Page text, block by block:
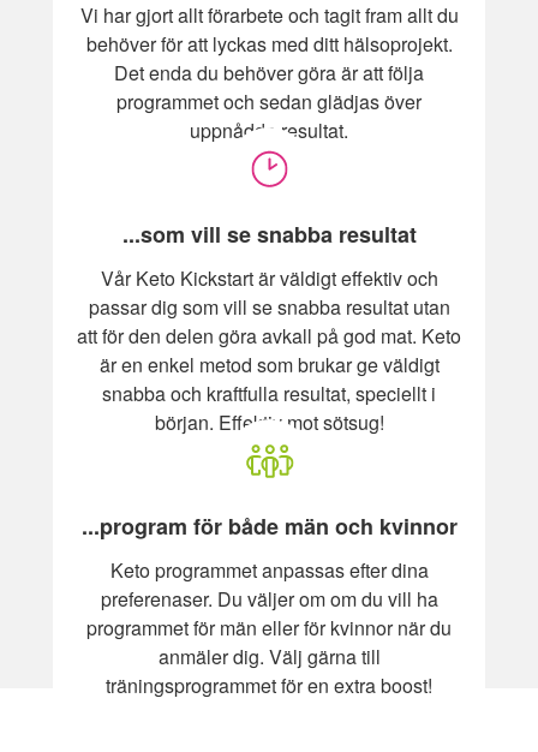
Vi har gjort allt förarbete och tagit fram allt du
behöver för att lyckas med ditt hälsoprojekt.
Det enda du behöver göra är att följa
programmet och sedan glädjas över
uppnådda resultat.
...som vill se snabba resultat
Vår Keto Kickstart är väldigt effektiv och
passar dig som vill se snabba resultat utan
att för den delen göra avkall på god mat. Keto
är en enkel metod som brukar ge väldigt
snabba och kraftfulla resultat, speciellt i
början. Effektiv mot sötsug!
...program för både män och kvinnor
Keto programmet anpassas efter dina
preferenaser. Du väljer om om du vill ha
programmet för män eller för kvinnor när du
anmäler dig. Välj gärna till
träningsprogrammet för en extra boost!